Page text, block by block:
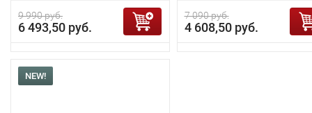
9 990 руб.
6 493,50 руб.
7 090 руб.
4 608,50 руб.
NEW!